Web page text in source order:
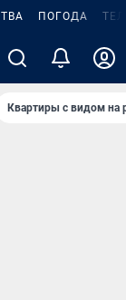
ПОГОДА
Квартиры с видом на